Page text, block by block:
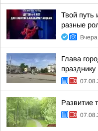
Твой путь
разные
Глава
празднику
Развитие